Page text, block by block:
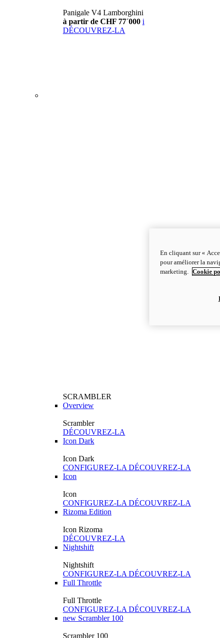
Panigale V4 Lamborghini
à partir de CHF 77´000 i
DÉCOUVREZ-LA
SCRAMBLER
Overview
Scrambler
DÉCOUVREZ-LA
Icon Dark
Icon Dark
CONFIGUREZ-LA DÉCOUVREZ-LA
Icon
Icon
CONFIGUREZ-LA DÉCOUVREZ-LA
Rizoma Edition
Icon Rizoma
DÉCOUVREZ-LA
Nightshift
Nightshift
CONFIGUREZ-LA DÉCOUVREZ-LA
Full Throttle
Full Throttle
CONFIGUREZ-LA DÉCOUVREZ-LA
new Scrambler 100
Scrambler 100
En cliquant sur «
pour améliorer la
marketing.
Cookie